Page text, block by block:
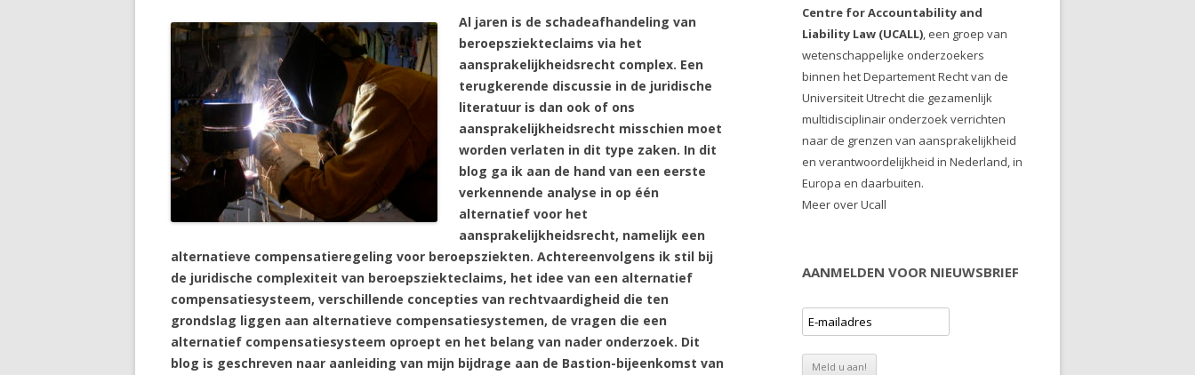
Al jaren is de schadeafhandeling van
beroepsziekteclaims via het
aansprakelijkheidsrecht complex. Een
terugkerende discussie in de juridische
literatuur is dan ook of ons
aansprakelijkheidsrecht misschien moet
worden verlaten in dit type zaken. In dit
blog ga ik aan de hand van een eerste
verkennende analyse in op één
alternatief voor het
aansprakelijkheidsrecht, namelijk een
alternatieve compensatieregeling voor beroepsziekten. Achtereenvolgens ik stil bij
de juridische complexiteit van beroepsziekteclaims, het idee van een alternatief
compensatiesysteem, verschillende concepties van rechtvaardigheid die ten
grondslag liggen aan alternatieve compensatiesystemen, de vragen die een
alternatief compensatiesysteem oproept en het belang van nader onderzoek. Dit
blog is geschreven naar aanleiding van mijn bijdrage aan de Bastion-bijeenkomst van
Centre for Accountability and
Liability Law (UCALL), een groep van
wetenschappelijke onderzoekers
binnen het Departement Recht van de
Universiteit Utrecht die gezamenlijk
multidisciplinair onderzoek verrichten
naar de grenzen van aansprakelijkheid
en verantwoordelijkheid in Nederland, in
Europa en daarbuiten.
Meer over Ucall
AANMELDEN VOOR NIEUWSBRIEF